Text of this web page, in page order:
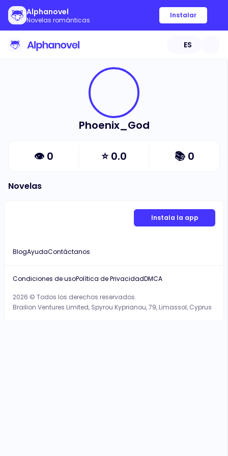
Alphanovel
Novelas románticas
Instalar
ES
Phoenix_God
👁 0 ⭐0.0 📚 0
Novelas
Instala la app
BlogAyudaContáctanos
2026 © Todos los derechos reservados.
Brailion Ventures Limited, Spyrou Kyprianou, 79, Limassol, Cyprus
Condiciones de usoPolítica de PrivacidadDMCA